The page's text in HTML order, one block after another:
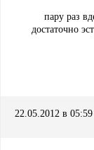
пару раз
достаточно
22.05.2012 в 05:59